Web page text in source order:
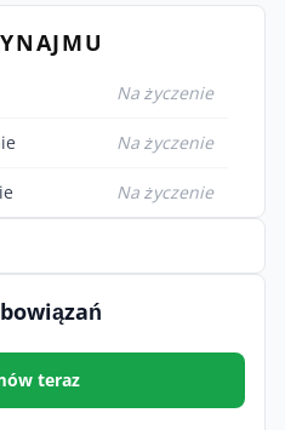
Na życzenie
Na życzenie
Na życzenie
teraz